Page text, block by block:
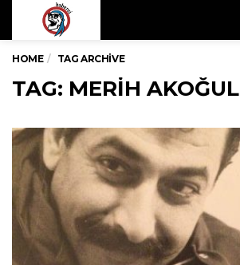
HOME TAG ARCHIVE
TAG: MERIH AKOĞUL